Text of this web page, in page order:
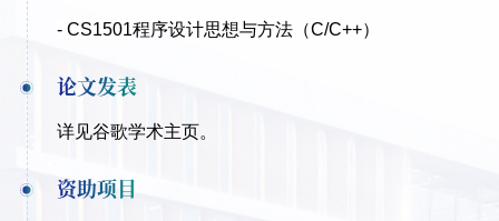
- CS1501程序设计思想与方法（C/C++）
论文发表
详见谷歌学术主页。
资助项目